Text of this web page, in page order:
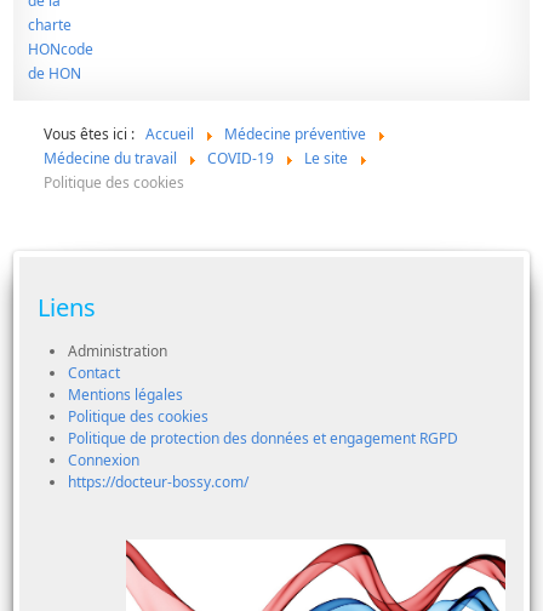
Vous êtes ici : Accueil
Médecine préventive
Médecine du travail
COVID-19
Le site
Politique des cookies
Liens
Administration
Contact
Mentions légales
Politique des cookies
Politique de protection des données et engagement RGPD
Connexion
https://docteur-bossy.com/